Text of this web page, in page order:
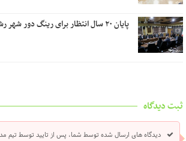
پایان ۲۰ سال انتظار برای رینگ دور شهر رشت
ثبت دیدگاه
دیدگاه های ارسال شده توسط شما، پس از تایید توسط تیم